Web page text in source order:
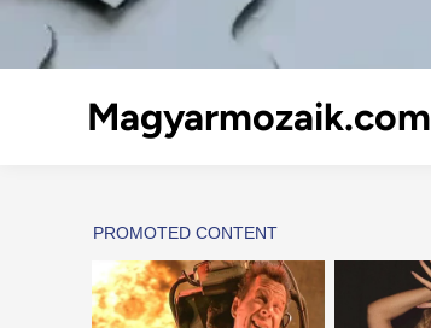
Magyarmozaik.com